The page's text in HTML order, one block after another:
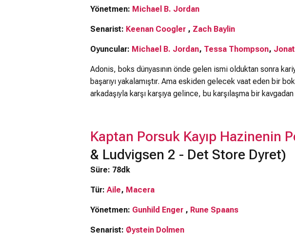
Yönetmen: Michael B. Jordan
Senarist: Keenan Coogler , Zach Baylin
Oyuncular: Michael B. Jordan, Tessa Thompson,
Adonis, boks dünyasının önde gelen ismi olduktan sonra
başarıyı yakalamıştır. Ama eskiden gelecek vaat eden bir
arkadaşıyla karşı karşıya gelince, bu karşılaşma bir
Kaptan Porsuk Kayıp Hazinenin
& Ludvigsen 2 - Det Store Dyret)
Süre: 78dk
Tür: Aile, Macera
Yönetmen: Gunhild Enger , Rune Spaans
Senarist: Øystein Dolmen